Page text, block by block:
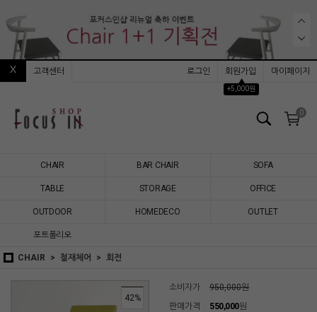
고객센터 로그인
회원가입
▲
+5,000원
마이페이지
0
CHAIR BAR CHAIR SOFA
TABLE STORAGE OFFICE
OUTDOOR HOMEDECO OUTLET
포트폴리오
CHAIR 철재체어 회전
42%
소비자가
950,000원
판매가격
550,000원